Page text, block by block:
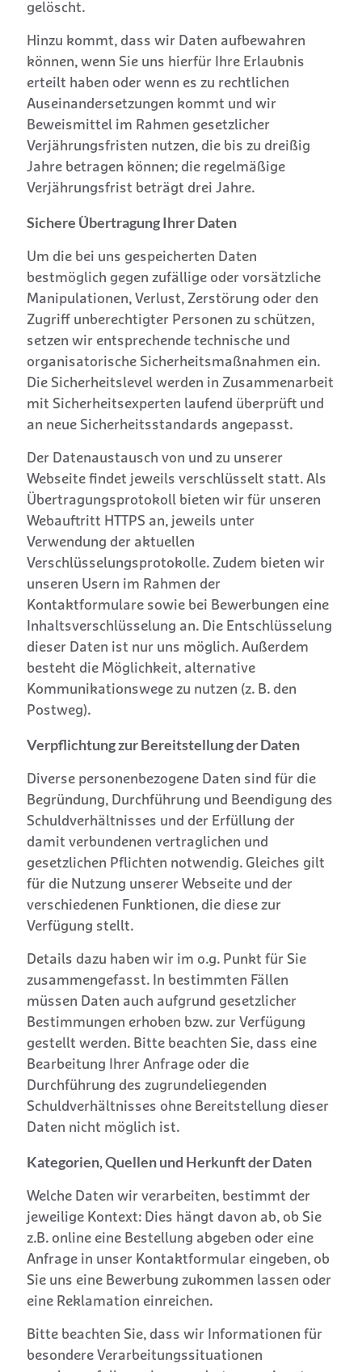
gelöscht.
Hinzu kommt, dass wir Daten aufbewahren
können, wenn Sie uns hierfür Ihre Erlaubnis
erteilt haben oder wenn es zu rechtlichen
Auseinandersetzungen kommt und wir
Beweismittel im Rahmen gesetzlicher
Verjährungsfristen nutzen, die bis zu dreißig
Jahre betragen können; die regelmäßige
Verjährungsfrist beträgt drei Jahre.
Sichere Übertragung Ihrer Daten
Um die bei uns gespeicherten Daten
bestmöglich gegen zufällige oder vorsätzliche
Manipulationen, Verlust, Zerstörung oder den
Zugriff unberechtigter Personen zu schützen,
setzen wir entsprechende technische und
organisatorische Sicherheitsmaßnahmen ein.
Die Sicherheitslevel werden in Zusammenarbeit
mit Sicherheitsexperten laufend überprüft und
an neue Sicherheitsstandards angepasst.
Der Datenaustausch von und zu unserer
Webseite findet jeweils verschlüsselt statt. Als
Übertragungsprotokoll bieten wir für unseren
Webauftritt HTTPS an, jeweils unter
Verwendung der aktuellen
Verschlüsselungsprotokolle. Zudem bieten wir
unseren Usern im Rahmen der
Kontaktformulare sowie bei Bewerbungen eine
Inhaltsverschlüsselung an. Die Entschlüsselung
dieser Daten ist nur uns möglich. Außerdem
besteht die Möglichkeit, alternative
Kommunikationswege zu nutzen (z. B. den
Postweg).
Verpflichtung zur Bereitstellung der Daten
Diverse personenbezogene Daten sind für die
Begründung, Durchführung und Beendigung des
Schuldverhältnisses und der Erfüllung der
damit verbundenen vertraglichen und
gesetzlichen Pflichten notwendig. Gleiches gilt
für die Nutzung unserer Webseite und der
verschiedenen Funktionen, die diese zur
Verfügung stellt.
Details dazu haben wir im o.g. Punkt für Sie
zusammengefasst. In bestimmten Fällen
müssen Daten auch aufgrund gesetzlicher
Bestimmungen erhoben bzw. zur Verfügung
gestellt werden. Bitte beachten Sie, dass eine
Bearbeitung Ihrer Anfrage oder die
Durchführung des zugrundeliegenden
Schuldverhältnisses ohne Bereitstellung dieser
Daten nicht möglich ist.
Kategorien, Quellen und Herkunft der Daten
Welche Daten wir verarbeiten, bestimmt der
jeweilige Kontext: Dies hängt davon ab, ob Sie
z.B. online eine Bestellung abgeben oder eine
Anfrage in unser Kontaktformular eingeben, ob
Sie uns eine Bewerbung zukommen lassen oder
eine Reklamation einreichen.
Bitte beachten Sie, dass wir Informationen für
besondere Verarbeitungssituationen